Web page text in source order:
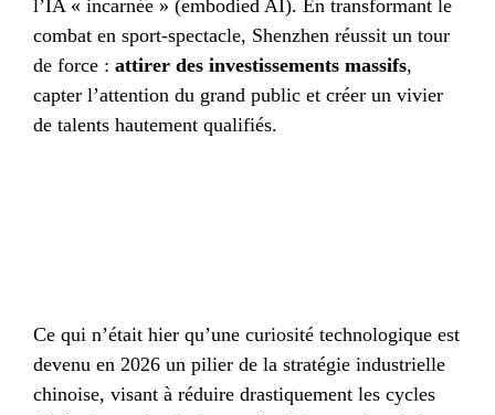
l’IA « incarnée » (embodied AI). En transformant le
combat en sport-spectacle, Shenzhen réussit un tour
de force : attirer des investissements massifs,
capter l’attention du grand public et créer un vivier
de talents hautement qualifiés.
Ce qui n’était hier qu’une curiosité technologique est
devenu en 2026 un pilier de la stratégie industrielle
chinoise, visant à réduire drastiquement les cycles